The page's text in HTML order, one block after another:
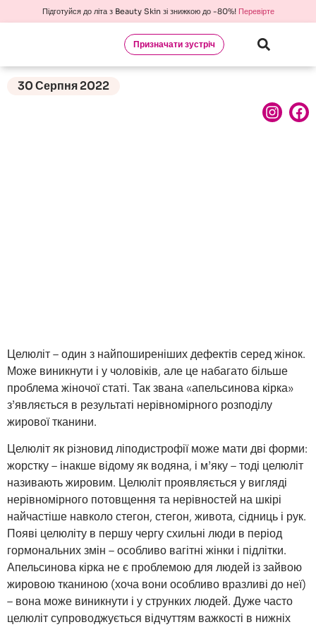
Підготуйся до літа з Beauty Skin зі знижкою до -80%! Перевірте
Призначати зустріч
30 Серпня 2022
Целюліт – один з найпоширеніших дефектів серед жінок.
Може виникнути і у чоловіків, але це набагато більше
проблема жіночої статі. Так звана «апельсинова кірка»
з’являється в результаті нерівномірного розподілу
жирової тканини.
Целюліт як різновид ліподистрофії може мати дві форми:
жорстку – інакше відому як водяна, і м’яку – тоді целюліт
називають жировим. Целюліт проявляється у вигляді
нерівномірного потовщення та нерівностей на шкірі
найчастіше навколо стегон, стегон, живота, сідниць і рук.
Появі целюліту в першу чергу схильні люди в період
гормональних змін – особливо вагітні жінки і підлітки.
Апельсинова кірка не є проблемою для людей із зайвою
жировою тканиною (хоча вони особливо вразливі до неї)
– вона може виникнути і у струнких людей. Дуже часто
целюліт супроводжується відчуттям важкості в нижніх